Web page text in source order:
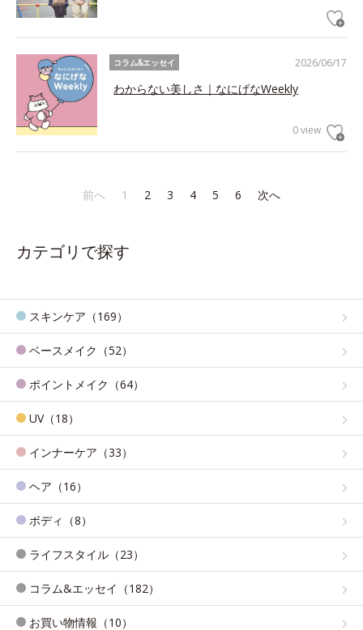
2026/06/17
コラム&エッセイ
わからない美しさ｜なにげなWeekly
0 view
前へ 1 2 3 4 5 6 次へ
カテゴリで探す
スキンケア（169）
ベースメイク（52）
ポイントメイク（64）
UV（18）
インナーケア（33）
ヘア（16）
ボディ（8）
ライフスタイル（23）
コラム&エッセイ（182）
お買い物情報（10）